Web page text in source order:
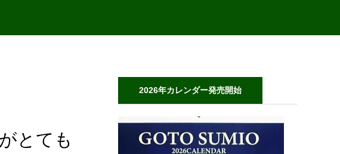
とても
2026年カレンダー発売開始